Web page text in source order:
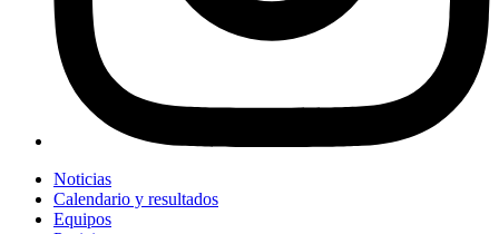
Noticias
Calendario y resultados
Equipos